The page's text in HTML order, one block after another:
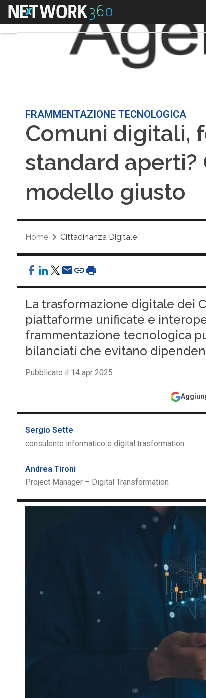
Menu
FRAMMENTAZIONE TECNOLOGICA
Comuni digitali,
standard
modello giusto
Home Cittadinanza Digitale
La trasformazione digitale dei
piattaforme unificate e
frammentazione tecnologica
bilanciati che evitano
Pubblicato il 14 apr 2025
Sergio Sette
consulente informatico e digital trasformation
Andrea Tironi
Project Manager – Digital Transformation